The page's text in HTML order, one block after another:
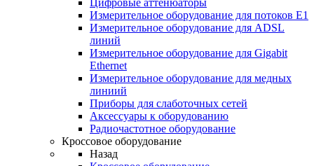
Цифровые аттенюаторы
Измерительное оборудование для потоков Е1
Измерительное оборудование для ADSL
линий
Измерительное оборудование для Gigabit
Ethernet
Измерительное оборудование для медных
линиий
Приборы для слаботочных сетей
Аксессуары к оборудованию
Радиочастотное оборудование
Кроссовое оборудование
Назад